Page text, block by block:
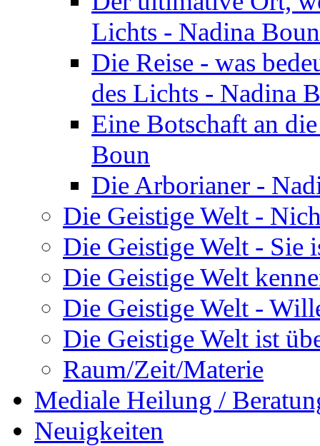
Lichts - Nadina Boun
Die Reise - was
des Lichts - Nadina
Eine Botschaft an
Boun
Die Arborianer -
Die Geistige Welt -
Die Geistige Welt - Sie
Die Geistige Welt
Die Geistige Welt -
Die Geistige Welt ist
Raum/Zeit/Materie
Mediale Heilung /
Neuigkeiten